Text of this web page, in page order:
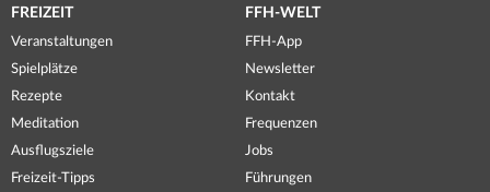
FREIZEIT
Veranstaltungen
Spielplätze
Rezepte
Meditation
Ausflugsziele
Freizeit-Tipps
FFH-WELT
FFH-App
Newsletter
Kontakt
Frequenzen
Jobs
Führungen